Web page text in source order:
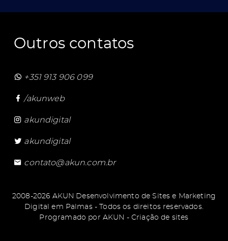
Outros contatos
+351 913 906 099
/akunweb
akundigital
akundigital
contato@akun.com.br
2008-2026 AKUN Desenvolvimento de Sites e Marketing
Digital em Palmas - Todos os direitos reservados.
Programado por AKUN - Criação de sites